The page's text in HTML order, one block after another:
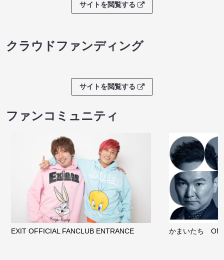
サイトを閲覧する
クラウドファンディング
サイトを閲覧する
ファンコミュニティ
EXIT OFFICIAL FANCLUB ENTRANCE かまいたち